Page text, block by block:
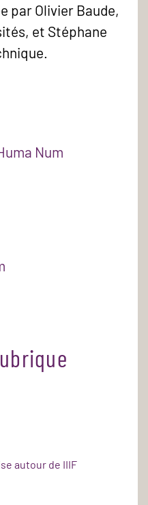
par Olivier Baude,
et Stéphane
Num
autour de IIIF